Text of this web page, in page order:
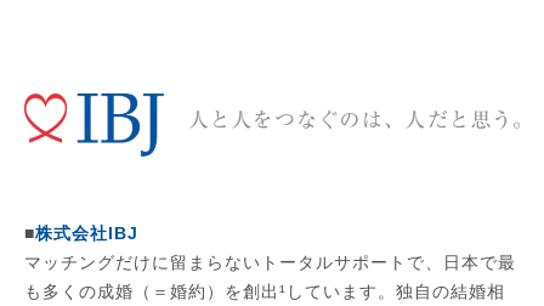
■株式会社IBJ
マッチングだけに留まらないトータルサポートで、日本で最
も多くの成婚（＝婚約）を創出¹しています。独自の結婚相